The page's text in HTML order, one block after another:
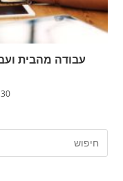
עבודה מהבית
30 בספטמבר 2025